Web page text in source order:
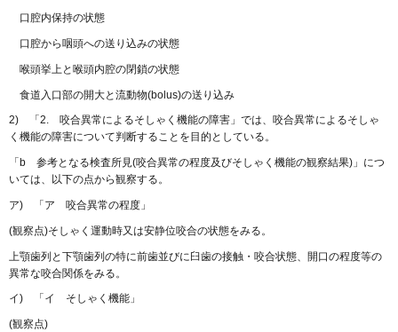
口腔内保持の状態
口腔から咽頭への送り込みの状態
喉頭挙上と喉頭内腔の閉鎖の状態
食道入口部の開大と流動物(bolus)の送り込み
2) 「2. 咬合異常によるそしゃく機能の障害」では、咬合異常によるそしゃ
く機能の障害について判断することを目的としている。
「b 参考となる検査所見(咬合異常の程度及びそしゃく機能の観察結果)」につ
いては、以下の点から観察する。
ア) 「ア 咬合異常の程度」
(観察点)そしゃく運動時又は安静位咬合の状態をみる。
上顎歯列と下顎歯列の特に前歯並びに臼歯の接触・咬合状態、開口の程度等の
異常な咬合関係をみる。
イ) 「イ そしゃく機能」
(観察点)